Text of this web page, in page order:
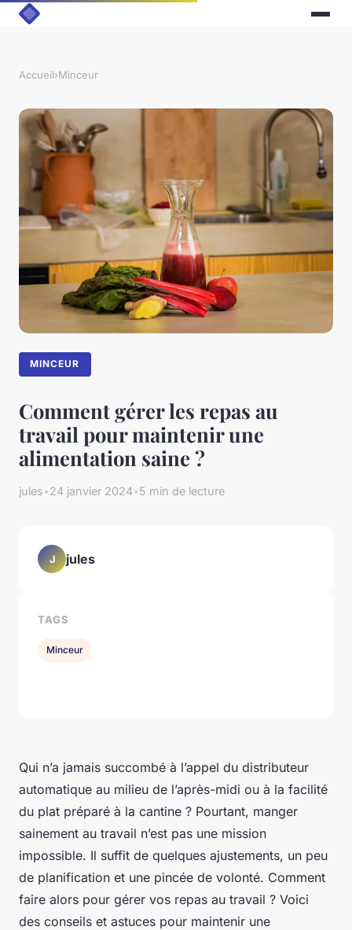
Accueil›Minceur
MINCEUR
Comment gérer les repas au
travail pour maintenir une
alimentation saine ?
jules•24 janvier 2024•5 min de lecture
Qui n’a jamais succombé à l’appel du distributeur
automatique au milieu de l’après-midi ou à la facilité
du plat préparé à la cantine ? Pourtant, manger
sainement au travail n’est pas une mission
impossible. Il suffit de quelques ajustements, un peu
de planification et une pincée de volonté. Comment
faire alors pour gérer vos repas au travail ? Voici
des conseils et astuces pour maintenir une
J jules
TAGS
Minceur